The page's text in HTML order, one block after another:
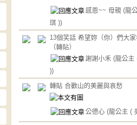
感恩~~ 母親 (龍
琪 ))
13個笑話 希望妳（你）們大
（轉貼）
謝謝小禾 (龍公主
))
轉貼 合歡山的美麗與哀愁
公德心 (龍公主 (